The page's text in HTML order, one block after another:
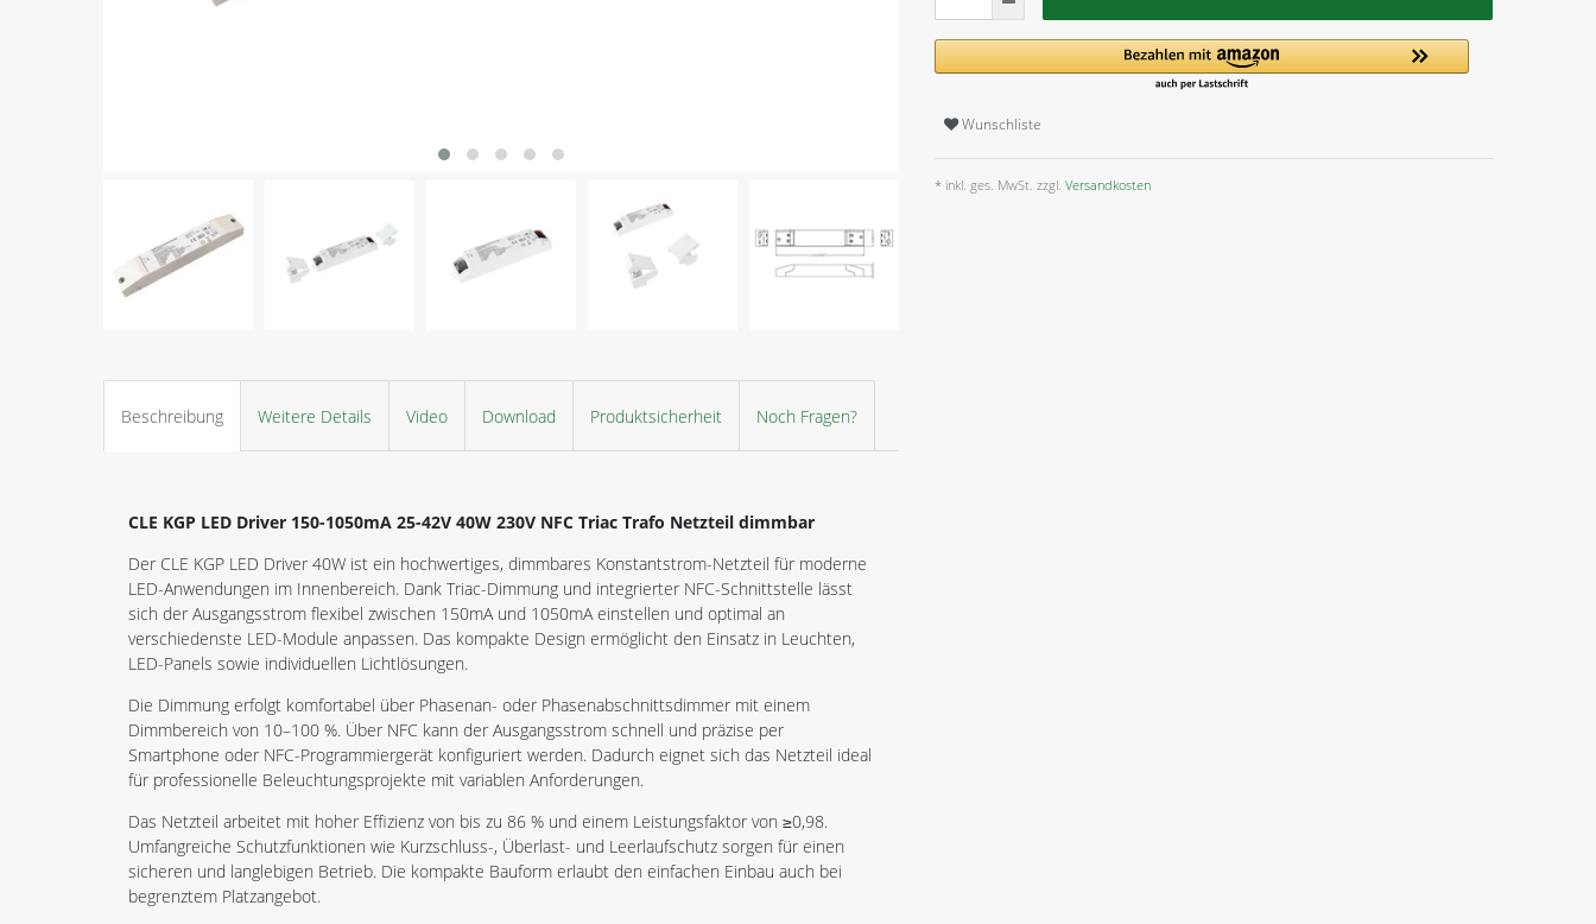
Beschreibung Weitere Details Video Download Produktsicherheit Noch Fragen?
CLE KGP LED Driver 150-1050mA 25-42V 40W 230V NFC Triac Trafo Netzteil dimmbar
Der CLE KGP LED Driver 40W ist ein hochwertiges, dimmbares Konstantstrom-Netzteil für moderne
LED-Anwendungen im Innenbereich. Dank Triac-Dimmung und integrierter NFC-Schnittstelle lässt
sich der Ausgangsstrom flexibel zwischen 150mA und 1050mA einstellen und optimal an
verschiedenste LED-Module anpassen. Das kompakte Design ermöglicht den Einsatz in Leuchten,
LED-Panels sowie individuellen Lichtlösungen.
Die Dimmung erfolgt komfortabel über Phasenan- oder Phasenabschnittsdimmer mit einem
Dimmbereich von 10–100 %. Über NFC kann der Ausgangsstrom schnell und präzise per
Smartphone oder NFC-Programmiergerät konfiguriert werden. Dadurch eignet sich das Netzteil ideal
für professionelle Beleuchtungsprojekte mit variablen Anforderungen.
Das Netzteil arbeitet mit hoher Effizienz von bis zu 86 % und einem Leistungsfaktor von ≥0,98.
Umfangreiche Schutzfunktionen wie Kurzschluss-, Überlast- und Leerlaufschutz sorgen für einen
sicheren und langlebigen Betrieb. Die kompakte Bauform erlaubt den einfachen Einbau auch bei
begrenztem Platzangebot.
Wunschliste
* inkl. ges. MwSt. zzgl. Versandkosten